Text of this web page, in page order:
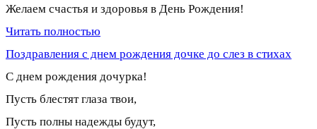
Желаем счастья и здоровья в День Рождения!
Читать полностью
Поздравления с днем рождения дочке до слез в стихах
С днем рождения дочурка!
Пусть блестят глаза твои,
Пусть полны надежды будут,